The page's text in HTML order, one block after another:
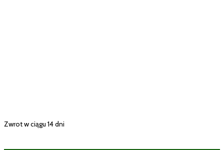
Zwrot w ciągu 14 dni